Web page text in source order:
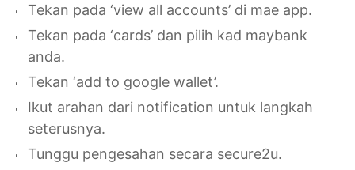
Tekan pada ‘view all accounts’ di mae app.
Tekan pada ‘cards’ dan pilih kad maybank
anda.
Tekan ‘add to google wallet’.
Ikut arahan dari notification untuk langkah
seterusnya.
Tunggu pengesahan secara secure2u.